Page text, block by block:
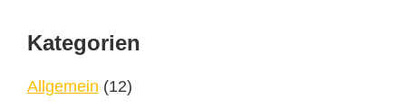
Footer
Kategorien
Allgemein (12)